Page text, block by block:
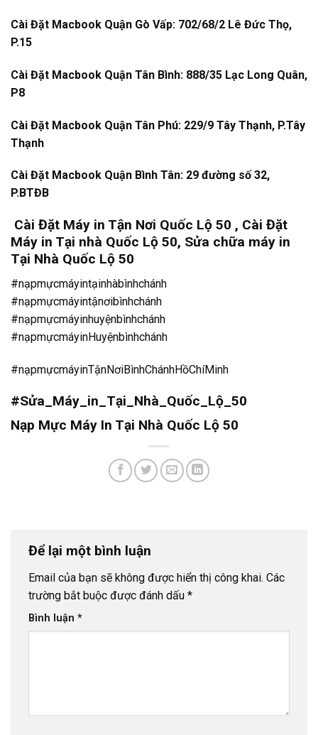
Cài Đặt Macbook Quận Gò Vấp: 702/68/2 Lê Đức Thọ,
P.15
Cài Đặt Macbook Quận Tân Bình: 888/35 Lạc Long Quân,
P8
Cài Đặt Macbook Quận Tân Phú: 229/9 Tây Thạnh, P.Tây
Thạnh
Cài Đặt Macbook Quận Bình Tân: 29 đường số 32,
P.BTĐB
Cài Đặt Máy in Tận Nơi Quốc Lộ 50 , Cài Đặt
Máy in Tại nhà Quốc Lộ 50, Sửa chữa máy in
Tại Nhà Quốc Lộ 50
#nạpmựcmáyintạinhàbìnhchánh
#nạpmựcmáyintậnơibìnhchánh
#nạpmựcmáyinhuyệnbìnhchánh
#nạpmựcmáyinHuyệnbìnhchánh
#nạpmựcmáyinTậnNơiBìnhChánhHồChíMinh
#Sửa_Máy_in_Tại_Nhà_Quốc_Lộ_50
Nạp Mực Máy In Tại Nhà Quốc Lộ 50
Để lại một bình luận
Email của bạn sẽ không được hiển thị công khai. Các
trường bắt buộc được đánh dấu *
Bình luận *